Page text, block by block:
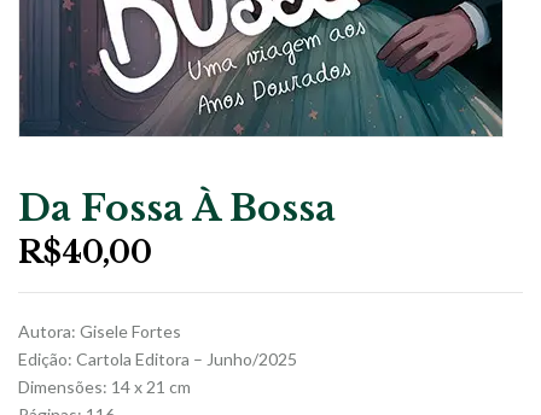
Da Fossa À Bossa
R$40,00
Autora: Gisele Fortes
Edição: Cartola Editora – Junho/2025
Dimensões: 14 x 21 cm